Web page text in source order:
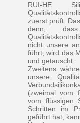
RUI-HE
zuerst prüft.
denn,
nicht unsere
führt, wird das
und getauscht.
Zweitens
unsere
(zweimal vom
vom flüssigen
Schritten im
geführt hat,